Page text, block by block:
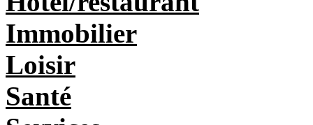
Immobilier
Loisir
Santé